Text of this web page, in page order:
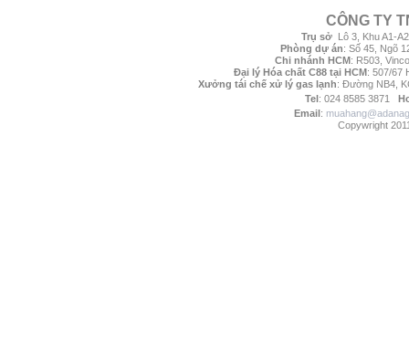
CÔNG TY
Trụ sở Lô 3, Khu A1-
Phòng dự án: Số 45, Ngõ
Chi nhánh HCM: R503,
Đại lý Hóa chất C88 tại HCM: 507/67
Xưởng tái chế xử lý gas lạnh: Đường NB4,
Tel: 024 8585 3871
Email:
Copywright